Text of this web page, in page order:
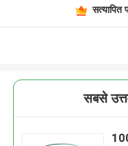
सत्यापित
सबसे